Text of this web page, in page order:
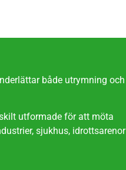
både utrymning och
utformade för att möta
sjukhus, idrottsarenor